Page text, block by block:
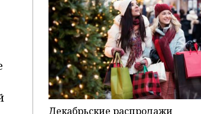
P
Декабрьские распродажи